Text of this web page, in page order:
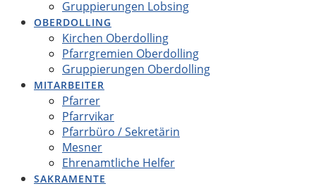
Gruppierungen Lobsing
OBERDOLLING
Kirchen Oberdolling
Pfarrgremien Oberdolling
Gruppierungen Oberdolling
MITARBEITER
Pfarrer
Pfarrvikar
Pfarrbüro / Sekretärin
Mesner
Ehrenamtliche Helfer
SAKRAMENTE